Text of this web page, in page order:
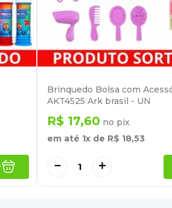
Brinquedo Bolsa com
AKT4525 Ark brasil - UN
R$ 17,60 no pix
em até 1x de R$ 18,53
＋
－